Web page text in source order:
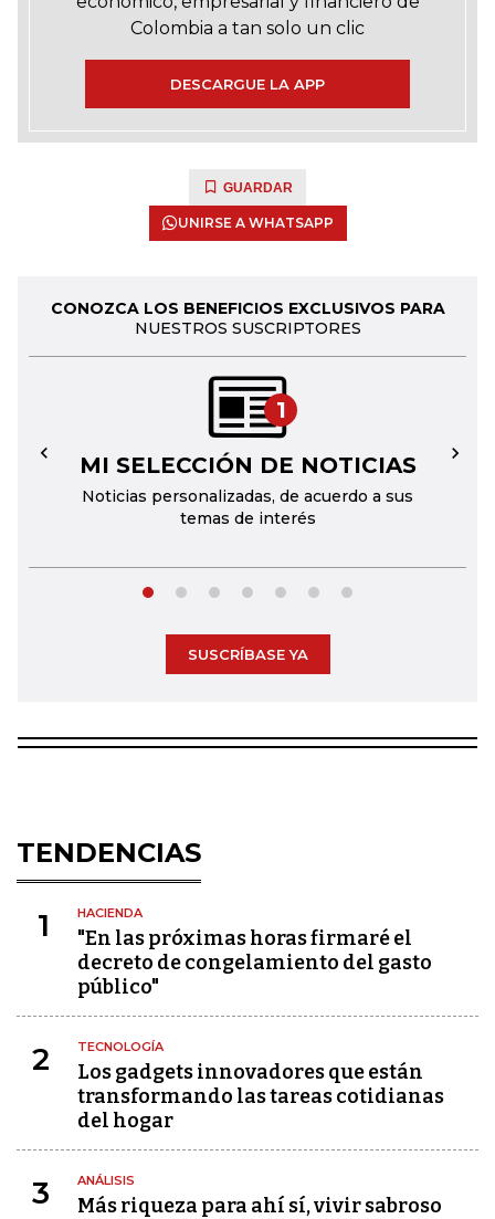
Colombia a tan solo un clic
DESCARGUE LA APP
GUARDAR
UNIRSE A WHATSAPP
CONOZCA LOS BENEFICIOS EXCLUSIVOS PARA
NUESTROS SUSCRIPTORES
1
MI SELECCIÓN DE NOTICIAS
Noticias personalizadas, de acuerdo a sus
temas de interés
← →
SUSCRÍBASE YA
TENDENCIAS
1 HACIENDA
"En las próximas horas firmaré el
decreto de congelamiento del gasto
público"
2 TECNOLOGÍA
Los gadgets innovadores que están
transformando las tareas cotidianas
del hogar
3 ANÁLISIS
Más riqueza para ahí sí, vivir sabroso